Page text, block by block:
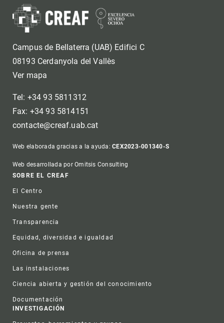
Campus de Bellaterra (UAB) Edifici C
08193 Cerdanyola del Vallès
Ver mapa
Tel: +34 93 5811312
Fax: +34 93 5814151
contacte@creaf.uab.cat
Web elaborada gracias a la ayuda:CEX2023-001340-S
Web desarrollada por Omitsis Consulting
Footer
SOBRE EL CREAF
El Centro
Nuestra gente
Transparencia
Equidad, diversidad e igualdad
Oficina de prensa
Las instalaciones
Ciencia abierta y gestión del conocimiento
Documentación
INVESTIGACIÓN